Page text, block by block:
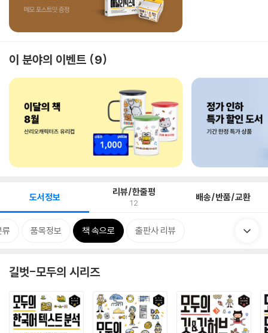
이 분야의 이벤트 9
도서정보 리뷰/한줄평
12 배송/반품/교환
류 품목정보 책 속으로 출판사 리뷰
길벗-모두의 시리즈